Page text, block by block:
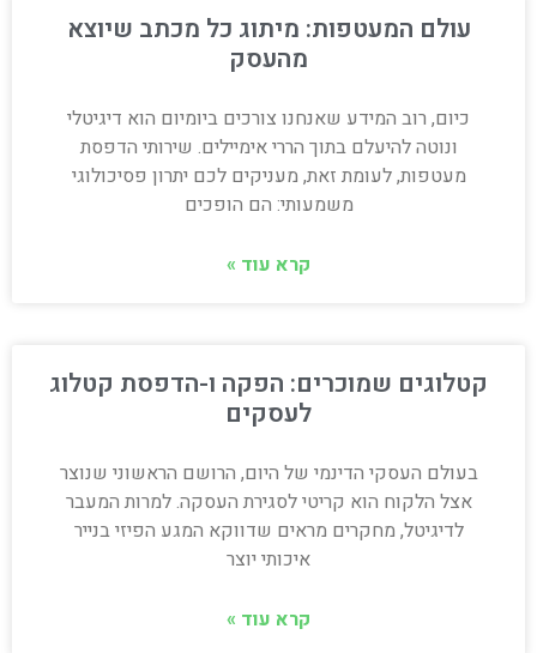
עולם המעטפות: מיתוג כל מכתב שיוצא
מהעסק
כיום, רוב המידע שאנחנו צורכים ביומיום הוא דיגיטלי
ונוטה להיעלם בתוך הררי אימיילים. שירותי הדפסת
מעטפות, לעומת זאת, מעניקים לכם יתרון פסיכולוגי
משמעותי: הם הופכים
קרא עוד »
קטלוגים שמוכרים: הפקה ו-הדפסת קטלוג
לעסקים
בעולם העסקי הדינמי של היום, הרושם הראשוני שנוצר
אצל הלקוח הוא קריטי לסגירת העסקה. למרות המעבר
לדיגיטל, מחקרים מראים שדווקא המגע הפיזי בנייר
איכותי יוצר
קרא עוד »